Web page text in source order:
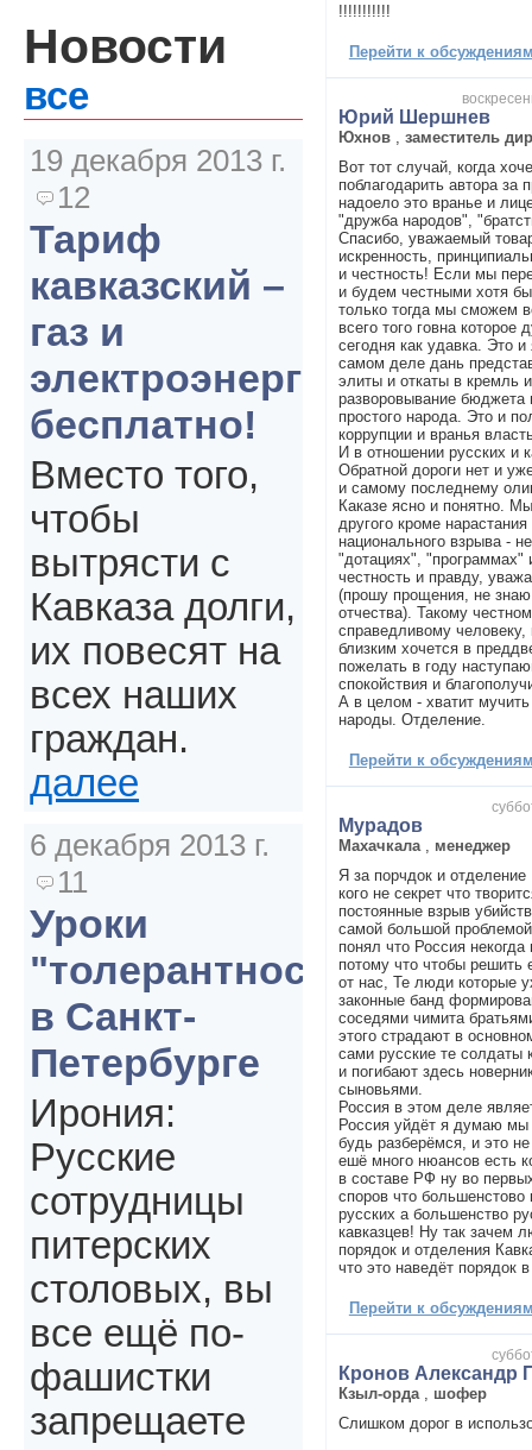
!!!!!!!!!!!
Перейти к
Юрий Шершнев
Юхнов
заместитель
Вот тот случай, когда
поблагодарить автора за
надоело это вранье и
"дружба народов",
Спасибо, уважаемый
искренность,
и честность! Если мы
и будем честными хотя
только тогда мы сможем
всего того говна
сегодня как удавка. Это
самом деле дань
элиты и откаты в кремль
разворовывание бюджета
простого народа. Это и
коррупции и вранья
И в отношении русских и
Обратной дороги нет и
и самому последнему
Каказе ясно и понятно.
другого кроме
национального взрыва -
"дотациях", "программах"
честность и правду,
(прошу прощения, не
отчества). Такому
справедливому
близким хочется в
пожелать в году
спокойствия и
А в целом - хватит
народы. Отделение.
Перейти к
Мурадов
Махачкала
менеджер
Я за порчдок и
кого не секрет что
постоянные взрыв
самой большой
понял что Россия
потому что чтобы решить
от нас, Те люди которые
законные банд
соседями чимита
этого страдают в
сами русские те солдаты
и погибают здесь
сыновьями.
Россия в этом деле
Россия уйдёт я думаю мы
будь разберёмся, и это
ешё много нюансов есть
в составе РФ ну во
споров что большенстово
русских а большенство
кавказцев! Ну так зачем
порядок и отделения
что это наведёт порядок
Перейти к
Кронов Александр
Кзыл-орда
шофер
Слишком дорог в
Новости
все
19 декабря 2013 г.
12
Тариф
кавказский –
газ и
электроэнергия
бесплатно!
Вместо того,
чтобы
вытрясти с
Кавказа долги,
их повесят на
всех наших
граждан.
далее
6 декабря 2013 г.
11
Уроки
"толерантности"
в Санкт-
Петербурге
Ирония:
Русские
сотрудницы
питерских
столовых, вы
все ещё по-
фашистки
запрещаете